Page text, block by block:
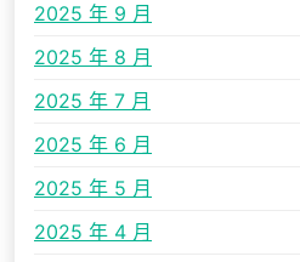
2025 年 9 月
2025 年 8 月
2025 年 7 月
2025 年 6 月
2025 年 5 月
2025 年 4 月